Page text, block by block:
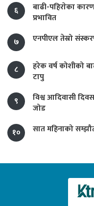
६
बाढी-पहिराेका
प्रभावित
७
एनपीएल तेस्रो
८
हरेक वर्ष कोशीको
टापु
९
विश्व आदिवासी
जोड
१०
सात महिनाको